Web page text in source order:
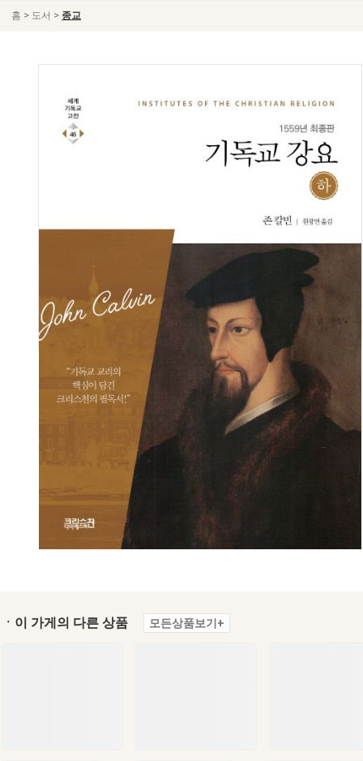
홈 > 도서 > 종교
ㆍ이 가게의 다른 상품 모든상품보기+